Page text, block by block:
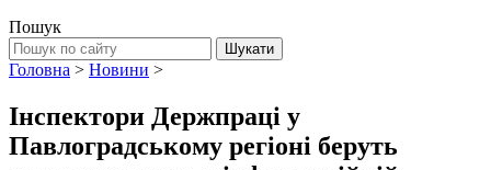
Пошук
Головна > Новини >
Інспектори Держпраці у
Павлоградському регіоні беруть